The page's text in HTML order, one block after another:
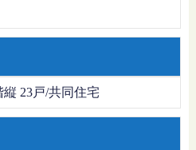
23戸/共同住宅